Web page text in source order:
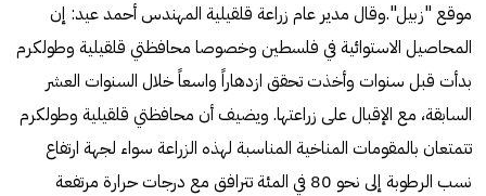
موقع "زبيل".وقال مدير عام زراعة قلقيلية المهندس أحمد عيد: إن
المحاصيل الاستوائية في فلسطين وخصوصا محافظتي قلقيلية وطولكرم
بدأت قبل سنوات وأخذت تحقق ازدهاراً واسعاً خلال السنوات العشر
السابقة، مع الإقبال على زراعتها. ويضيف أن محافظتي قلقيلية وطولكرم
تتمتعان بالمقومات المناخية المناسبة لهذه الزراعة سواء لجهة ارتفاع
نسب الرطوبة إلى نحو 80 في المئة تترافق مع درجات حرارة مرتفعة